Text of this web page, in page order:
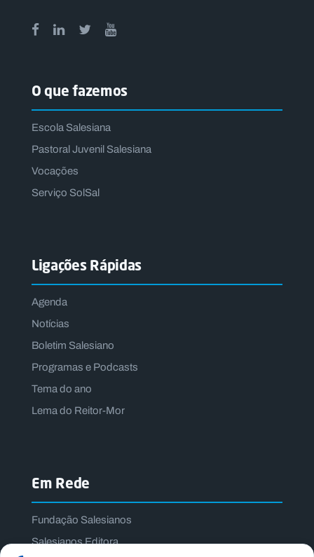
O que fazemos
Escola Salesiana
Pastoral Juvenil Salesiana
Vocações
Serviço SolSal
Ligações Rápidas
Agenda
Notícias
Boletim Salesiano
Programas e Podcasts
Tema do ano
Lema do Reitor-Mor
Em Rede
Fundação Salesianos
Salesianos Editora